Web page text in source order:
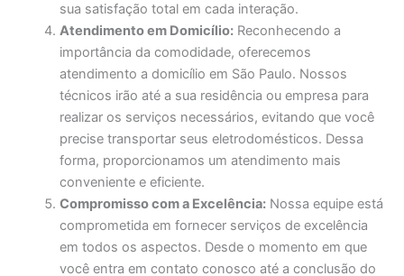
sua satisfação total em cada interação.
Atendimento em Domicílio: Reconhecendo a
importância da comodidade, oferecemos
atendimento a domicílio em São Paulo. Nossos
técnicos irão até a sua residência ou empresa para
realizar os serviços necessários, evitando que você
precise transportar seus eletrodomésticos. Dessa
forma, proporcionamos um atendimento mais
conveniente e eficiente.
Compromisso com a Excelência: Nossa equipe está
comprometida em fornecer serviços de excelência
em todos os aspectos. Desde o momento em que
você entra em contato conosco até a conclusão do